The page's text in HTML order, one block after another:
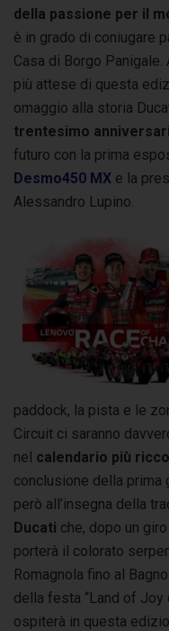
della passione per il
è in grado di coniugare
Casa di Borgo
più attese di questa
omaggio alla storia
trentesimo
futuro con la prima
Desmo450 MX e la
Alessandro Lupino.
paddock, la pista e le
Circuit ci saranno
nel calendario più
conclusione della prima
però all’insegna della
Ducati che, dopo un
porterà il colorato
Romagnola fino al
della festa “Land of Joy
ospiterà in questa